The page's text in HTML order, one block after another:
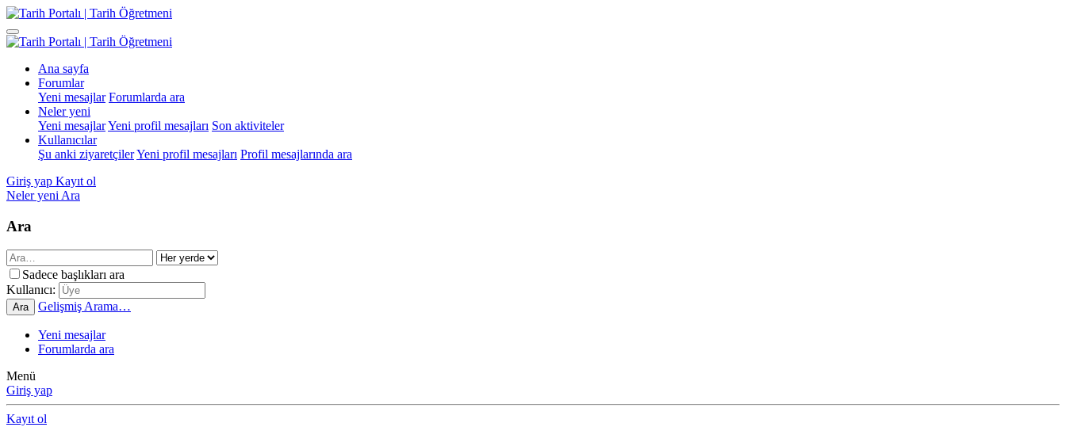
Ana sayfa
Forumlar
Yeni mesajlar Forumlarda ara
Neler yeni
Yeni mesajlarYeni profil mesajları Son aktiviteler
Kullanıcılar
Şu anki ziyaretçilerYeni profil mesajları Profil mesajlarında ara
Giriş yap Kayıt ol
Neler yeni Ara
Ara
Sadece başlıkları ara
Kullanıcı:
Ara Gelişmiş Arama…
Yeni mesajlar
Forumlarda ara
Menü
Giriş yap
Kayıt ol